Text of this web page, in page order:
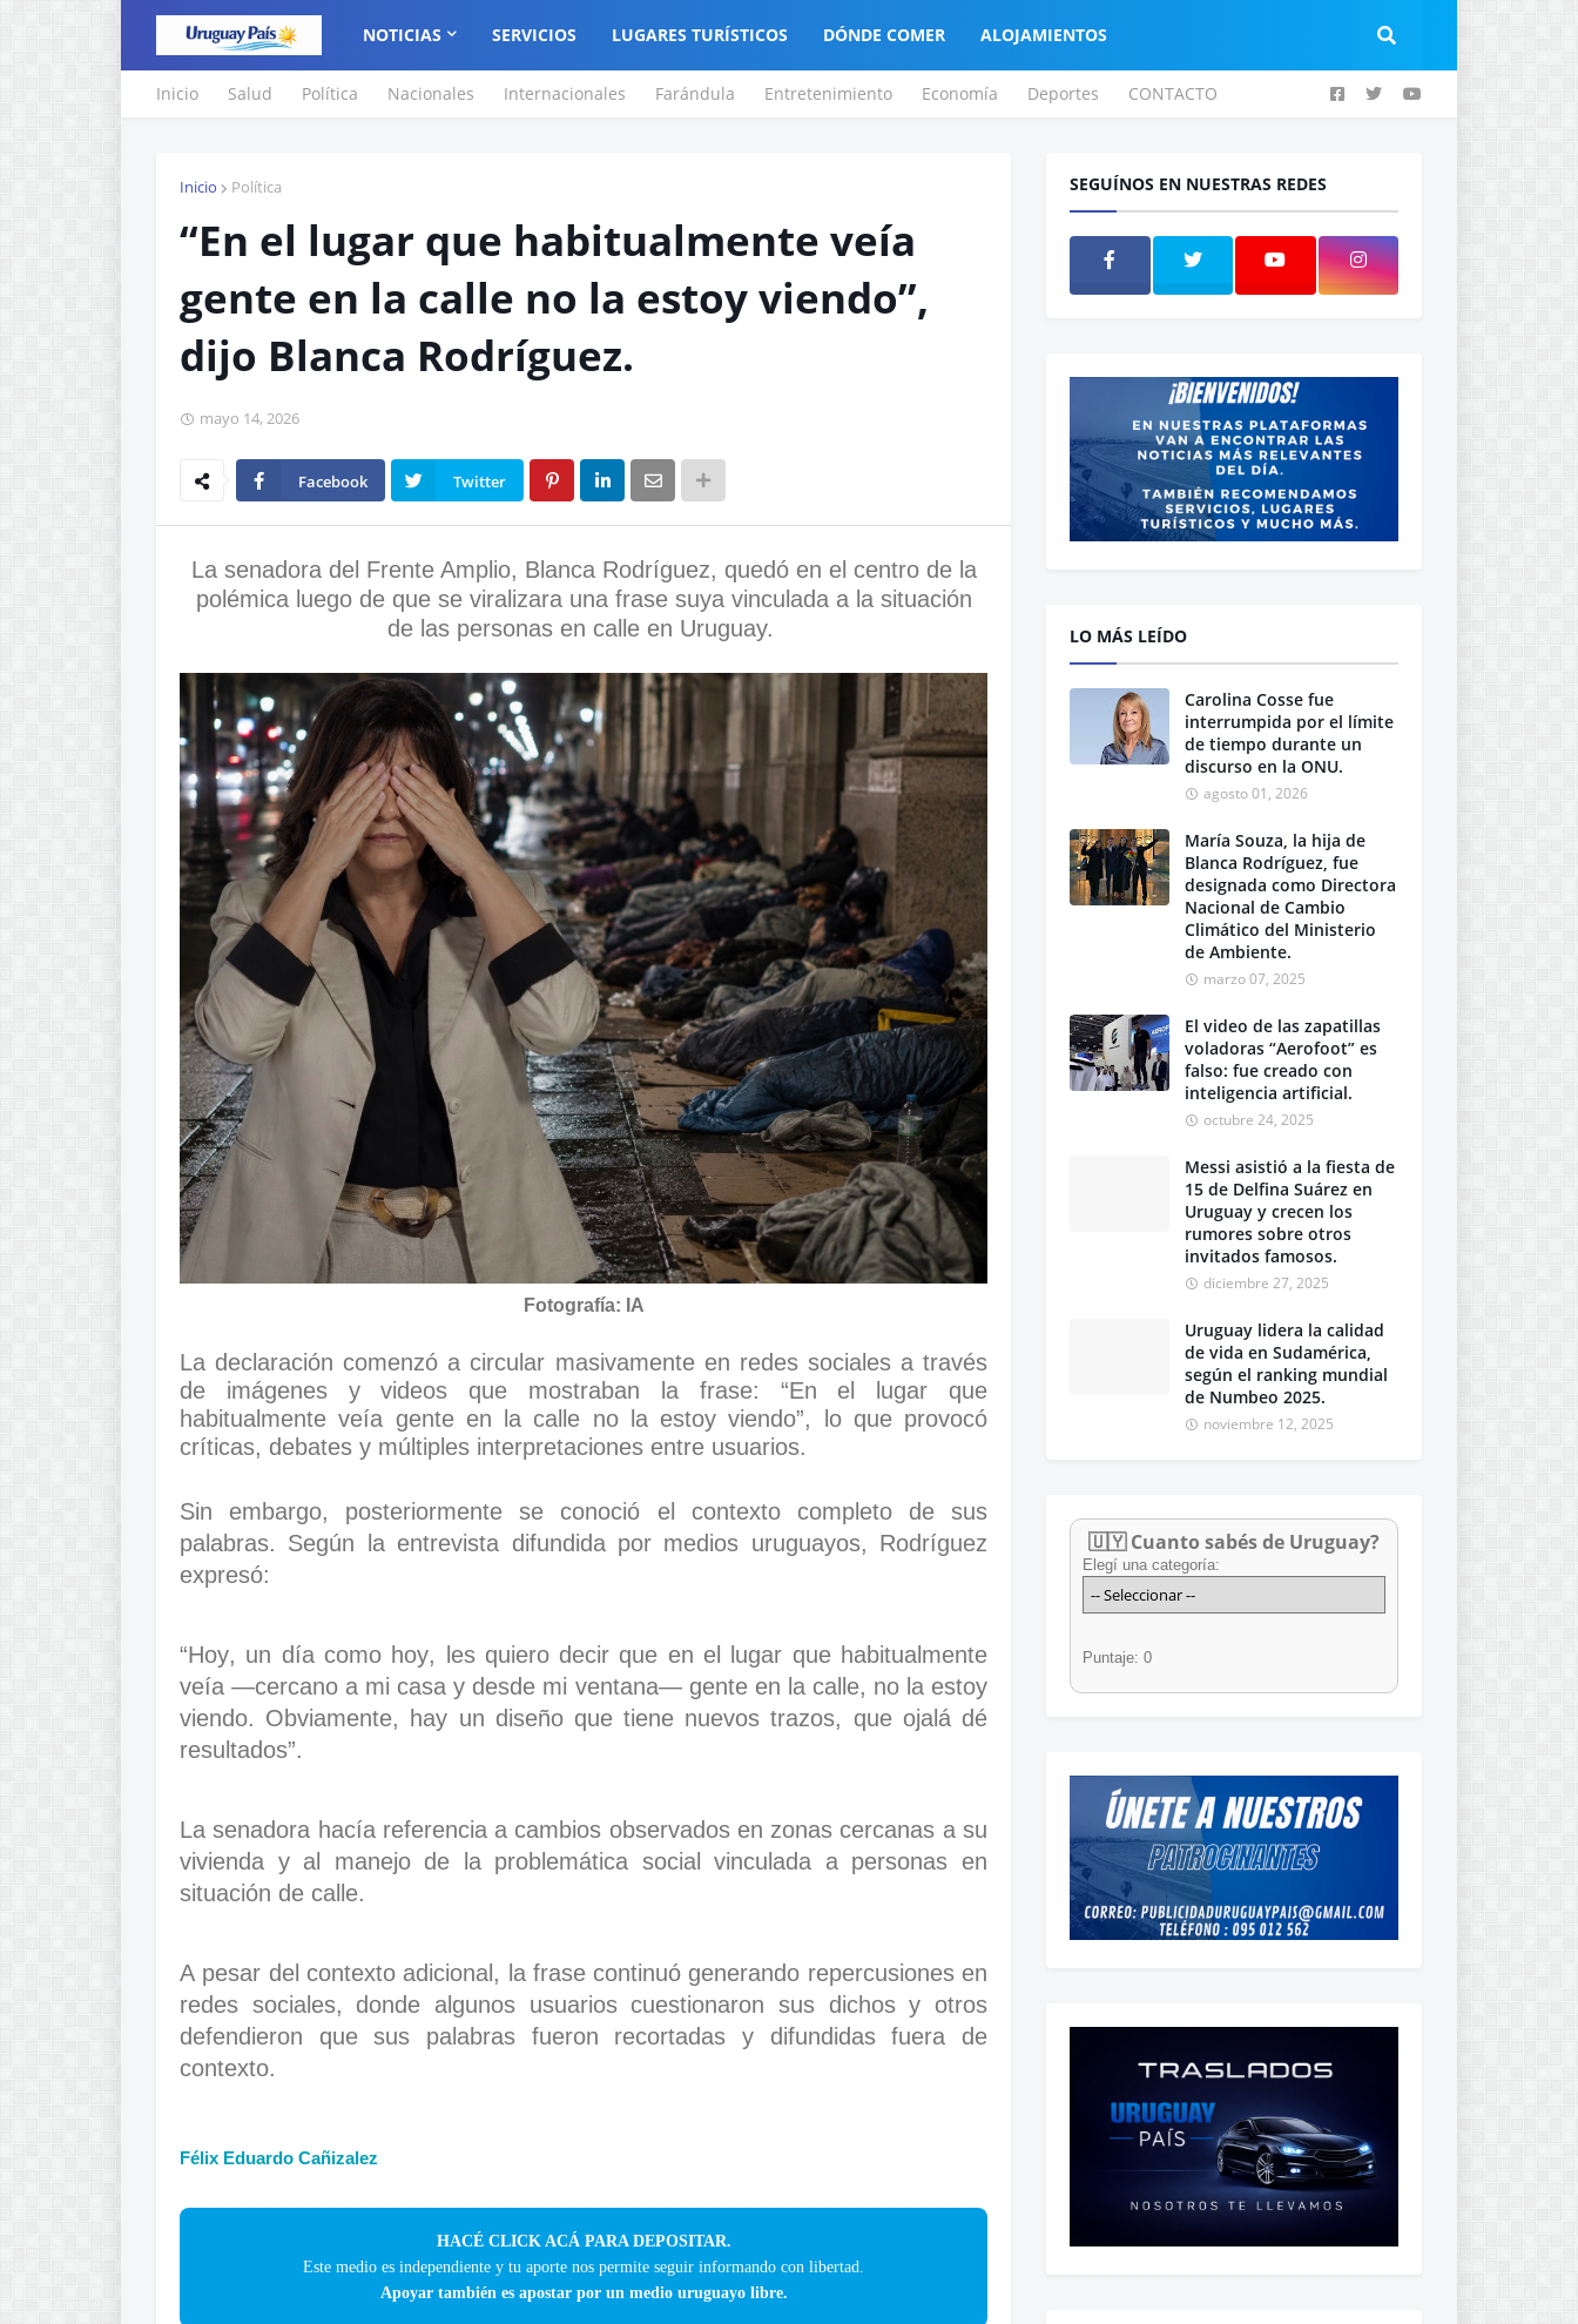
NOTICIAS SERVICIOS LUGARES TURÍSTICOS DÓNDE COMER ALOJAMIENTOS
Inicio Salud Política Nacionales Internacionales Farándula Entretenimiento Economía Deportes CONTACTO
Inicio Política
“En el lugar que habitualmente veía
gente en la calle no la estoy viendo”,
dijo Blanca Rodríguez.
mayo 14, 2026
Facebook Twitter
La senadora del Frente Amplio, Blanca Rodríguez, quedó en el centro de la
polémica luego de que se viralizara una frase suya vinculada a la situación
de las personas en calle en Uruguay.
Fotografía: IA
La declaración comenzó a circular masivamente en redes sociales a través
de imágenes y videos que mostraban la frase: “En el lugar que
habitualmente veía gente en la calle no la estoy viendo”, lo que provocó
críticas, debates y múltiples interpretaciones entre usuarios.
Sin embargo, posteriormente se conoció el contexto completo de sus
palabras. Según la entrevista difundida por medios uruguayos, Rodríguez
expresó:
“Hoy, un día como hoy, les quiero decir que en el lugar que habitualmente
veía —cercano a mi casa y desde mi ventana— gente en la calle, no la estoy
viendo. Obviamente, hay un diseño que tiene nuevos trazos, que ojalá dé
resultados”.
La senadora hacía referencia a cambios observados en zonas cercanas a su
vivienda y al manejo de la problemática social vinculada a personas en
situación de calle.
A pesar del contexto adicional, la frase continuó generando repercusiones en
redes sociales, donde algunos usuarios cuestionaron sus dichos y otros
defendieron que sus palabras fueron recortadas y difundidas fuera de
contexto.
Félix Eduardo Cañizalez
HACÉ CLICK ACÁ PARA DEPOSITAR.
Este medio es independiente y tu aporte nos permite seguir informando con libertad.
Apoyar también es apostar por un medio uruguayo libre.
SEGUÍNOS EN NUESTRAS REDES
LO MÁS LEÍDO
Carolina Cosse fue
interrumpida por el límite
de tiempo durante un
discurso en la ONU.
agosto 01, 2026
María Souza, la hija de
Blanca Rodríguez, fue
designada como Directora
Nacional de Cambio
Climático del Ministerio
de Ambiente.
marzo 07, 2025
El video de las zapatillas
voladoras “Aerofoot” es
falso: fue creado con
inteligencia artificial.
octubre 24, 2025
Messi asistió a la fiesta de
15 de Delfina Suárez en
Uruguay y crecen los
rumores sobre otros
invitados famosos.
diciembre 27, 2025
Uruguay lidera la calidad
de vida en Sudamérica,
según el ranking mundial
de Numbeo 2025.
noviembre 12, 2025
🇺🇾 Cuanto sabés de Uruguay?
Elegí una categoría:
Puntaje: 0